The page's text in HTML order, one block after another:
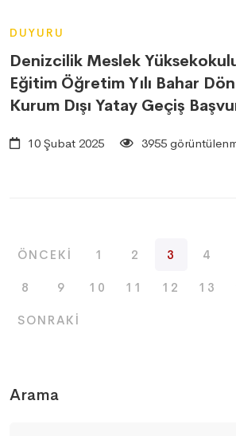
Arama
DUYURU
Denizcilik Meslek
Eğitim Öğretim Yılı Bahar
Kurum Dışı Yatay Geçiş
10 Şubat 2025 3955
ÖNCEKI 1 2 3 4
8 9 10 11 12 13
SONRAKI